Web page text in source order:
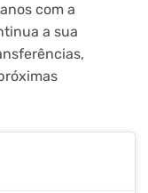
com a
a sua